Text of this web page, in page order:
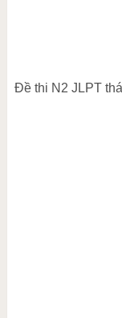
Đề thi N2 JLPT